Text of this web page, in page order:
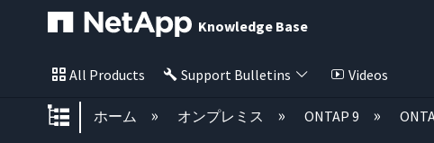
Knowledge Base
All Products Support Bulletins Videos
グローバル階層を展開/折りたたむ
ホーム オンプレミス ONTAP 9